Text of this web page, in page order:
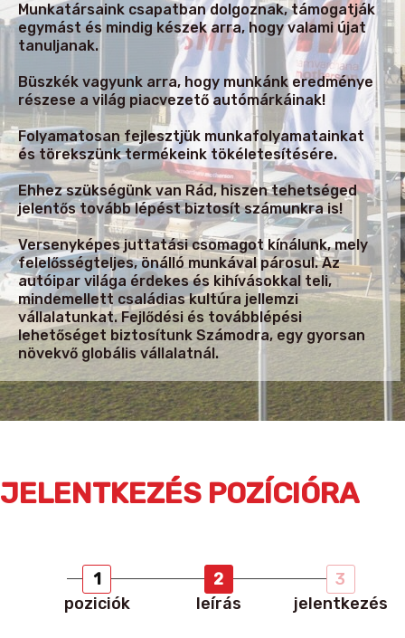
Munkatársaink csapatban dolgoznak, támogatják
egymást és mindig készek arra, hogy valami újat
tanuljanak.
Büszkék vagyunk arra, hogy munkánk eredménye
részese a világ piacvezető autómárkáinak!
Folyamatosan fejlesztjük munkafolyamatainkat
és törekszünk termékeink tökéletesítésére.
Ehhez szükségünk van Rád, hiszen tehetséged
jelentős tovább lépést biztosít számunkra is!
Versenyképes juttatási csomagot kínálunk, mely
felelősségteljes, önálló munkával párosul. Az
autóipar világa érdekes és kihívásokkal teli,
mindemellett családias kultúra jellemzi
vállalatunkat. Fejlődési és továbblépési
lehetőséget biztosítunk Számodra, egy gyorsan
növekvő globális vállalatnál.
JELENTKEZÉS POZÍCIÓRA
1
poziciók
2
leírás
3
jelentkezés